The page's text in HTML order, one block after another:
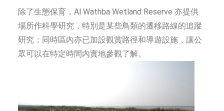
除了生態保育，Al Wathba Wetland Reserve 亦提供
場所作科學研究，特別是某些鳥類的遷移路線的追蹤
研究；同時區內亦已加設觀賞路徑和導遊設施，讓公
眾可以在特定時間內實地參觀了解。